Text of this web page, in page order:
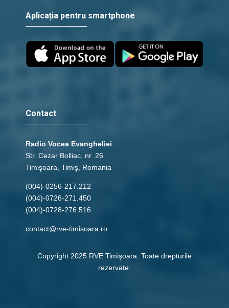
Aplicația pentru smartphone
Contact
Radio Vocea Evangheliei
Str. Cezar Bolliac, nr. 26
Timişoara, Timiş, Romania
(004)-0256-217.212
(004)-0726-271.450
(004)-0728-276.516
contact@rve-timisoara.ro
Copyright 2025 RVE Timişoara. Toate drepturile
rezervate.